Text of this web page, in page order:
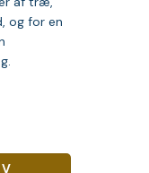
og for en